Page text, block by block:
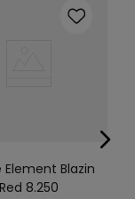
Element Blazin
Red 8.250